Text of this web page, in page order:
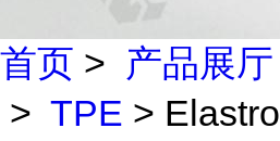
首页 > 产品展厅
> TPE >